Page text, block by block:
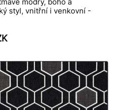
styl, vnitřní i venkovní -